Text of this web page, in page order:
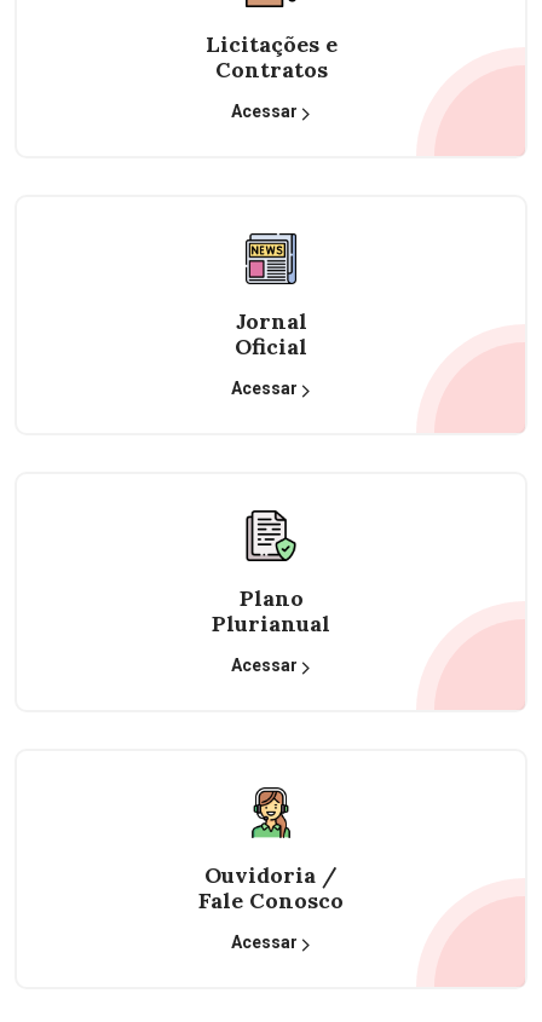
Licitações e
Contratos
Acessar
Jornal
Oficial
Acessar
Plano
Plurianual
Acessar
Ouvidoria /
Fale Conosco
Acessar